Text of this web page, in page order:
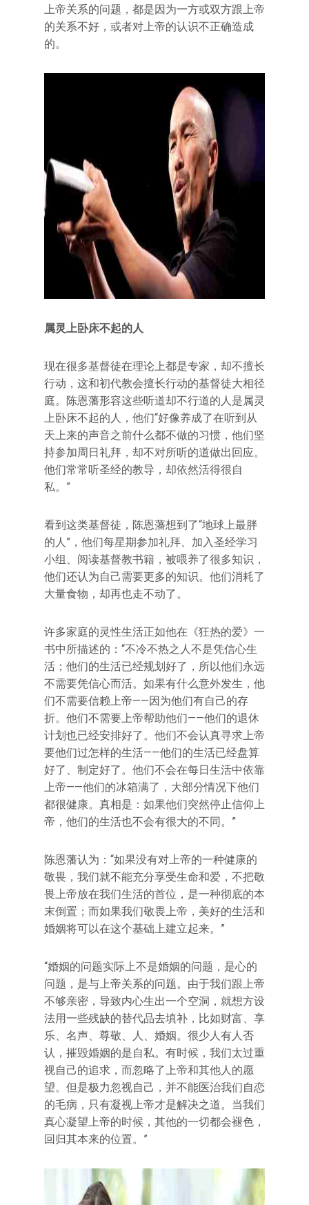
上帝关系的问题，都是因为一方或双方跟上帝
的关系不好，或者对上帝的认识不正确造成
的。
属灵上卧床不起的人
现在很多基督徒在理论上都是专家，却不擅长
行动，这和初代教会擅长行动的基督徒大相径
庭。陈恩藩形容这些听道却不行道的人是属灵
上卧床不起的人，他们“好像养成了在听到从
天上来的声音之前什么都不做的习惯，他们坚
持参加周日礼拜，却不对所听的道做出回应。
他们常常听圣经的教导，却依然活得很自
私。”
看到这类基督徒，陈恩藩想到了“地球上最胖
的人”，他们每星期参加礼拜、加入圣经学习
小组、阅读基督教书籍，被喂养了很多知识，
他们还认为自己需要更多的知识。他们消耗了
大量食物，却再也走不动了。
许多家庭的灵性生活正如他在《狂热的爱》一
书中所描述的：“不冷不热之人不是凭信心生
活；他们的生活已经规划好了，所以他们永远
不需要凭信心而活。如果有什么意外发生，他
们不需要信赖上帝——因为他们有自己的存
折。他们不需要上帝帮助他们——他们的退休
计划也已经安排好了。他们不会认真寻求上帝
要他们过怎样的生活——他们的生活已经盘算
好了、制定好了。他们不会在每日生活中依靠
上帝——他们的冰箱满了，大部分情况下他们
都很健康。真相是：如果他们突然停止信仰上
帝，他们的生活也不会有很大的不同。”
陈恩藩认为：“如果没有对上帝的一种健康的
敬畏，我们就不能充分享受生命和爱，不把敬
畏上帝放在我们生活的首位，是一种彻底的本
末倒置；而如果我们敬畏上帝，美好的生活和
婚姻将可以在这个基础上建立起来。”
“婚姻的问题实际上不是婚姻的问题，是心的
问题，是与上帝关系的问题。由于我们跟上帝
不够亲密，导致内心生出一个空洞，就想方设
法用一些残缺的替代品去填补，比如财富、享
乐、名声、尊敬、人、婚姻。很少人有人否
认，摧毁婚姻的是自私。有时候，我们太过重
视自己的追求，而忽略了上帝和其他人的愿
望。但是极力忽视自己，并不能医治我们自恋
的毛病，只有凝视上帝才是解决之道。当我们
真心凝望上帝的时候，其他的一切都会褪色，
回归其本来的位置。”